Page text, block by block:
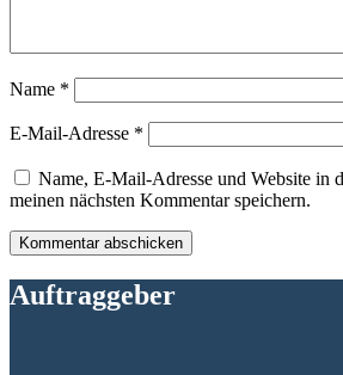
Name *
E-Mail-Adresse *
Name, E-Mail-Adresse und Website in
meinen nächsten Kommentar speichern.
Auftraggeber